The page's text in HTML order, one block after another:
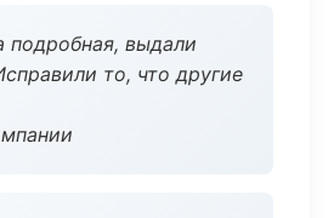
подробная, выдали
то, что другие